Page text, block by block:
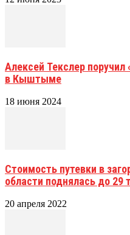
Алексей Текслер
в Кыштыме
18 июня 2024
Стоимость путевки в
области поднялась до 29
20 апреля 2022